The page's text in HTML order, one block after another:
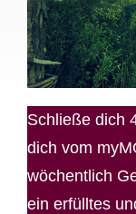
Schließe dich
dich vom
wöchentlich
ein erfülltes